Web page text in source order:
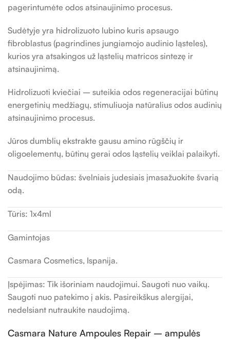
pagerintumėte odos atsinaujinimo procesus.
Sudėtyje yra hidrolizuoto lubino kuris apsaugo
fibroblastus (pagrindines jungiamojo audinio ląsteles),
kurios yra atsakingos už ląstelių matricos sintezę ir
atsinaujinimą.
Hidrolizuoti kviečiai – suteikia odos regeneracijai būtinų
energetinių medžiagų, stimuliuoja natūralius odos audinių
atsinaujinimo procesus.
Jūros dumblių ekstrakte gausu amino rūgščių ir
oligoelementų, būtinų gerai odos ląstelių veiklai palaikyti.
Naudojimo būdas: švelniais judesiais įmasažuokite švarią
odą.
Tūris: 1x4ml
Gamintojas
Casmara Cosmetics, Ispanija.
Įspėjimas: Tik išoriniam naudojimui. Saugoti nuo vaikų.
Saugoti nuo patekimo į akis. Pasireikškus alergijai,
nedelsiant nutraukite naudojimą.
Casmara Nature Ampoules Repair – ampulės